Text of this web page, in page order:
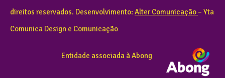
direitos reservados. Desenvolvimento: Alter Comunicação – Yta
Comunica Design e Comunicação
Entidade associada à Abong